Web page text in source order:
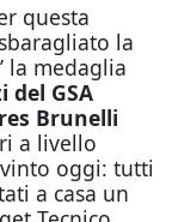
questa
la
la medaglia
del GSA
Brunelli
a livello
oggi: tutti
a casa un